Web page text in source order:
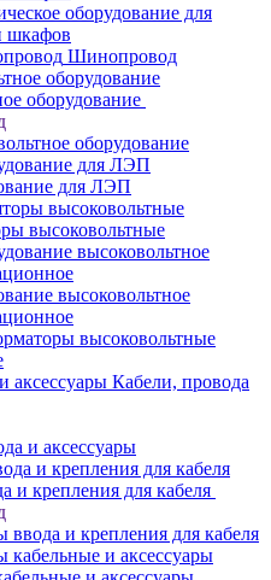
оборудование для
шкафов
Шинопровод
оборудование
оборудование
для ЛЭП
высоковольтные
высоковольтное
высоковольтные
Кабели, провода
и аксессуары
и крепления для кабеля
ввода и крепления для кабеля